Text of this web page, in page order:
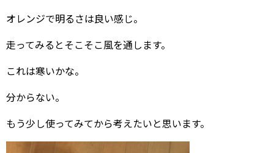
オレンジで明るさは良い感じ。
走ってみるとそこそこ風を通します。
これは寒いかな。
分からない。
もう少し使ってみてから考えたいと思います。